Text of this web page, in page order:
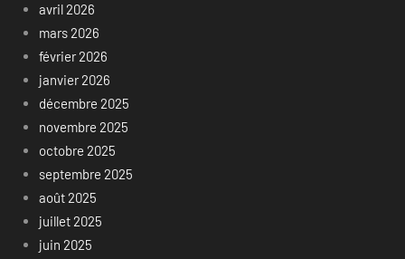
avril 2026
mars 2026
février 2026
janvier 2026
décembre 2025
novembre 2025
octobre 2025
septembre 2025
août 2025
juillet 2025
juin 2025